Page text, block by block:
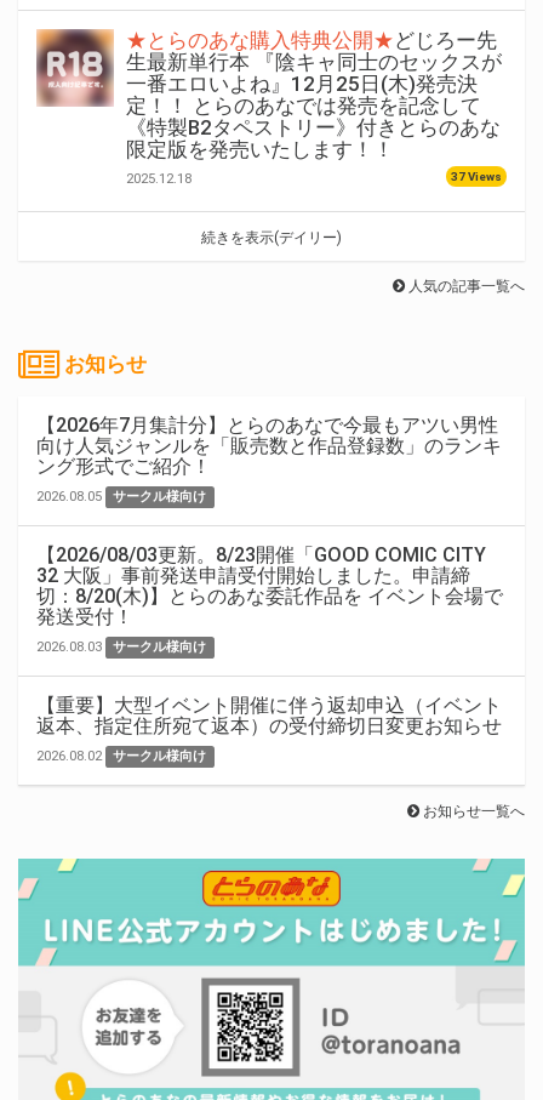
★とらのあな購入特典公開★どじろー先
生最新単行本 『陰キャ同士のセックスが
一番エロいよね』12月25日(木)発売決
定！！ とらのあなでは発売を記念して
《特製B2タペストリー》付きとらのあな
限定版を発売いたします！！
2025.12.18 37 Views
続きを表示(デイリー)
人気の記事一覧へ
お知らせ
【2026年7月集計分】とらのあなで今最もアツい男性
向け人気ジャンルを「販売数と作品登録数」のランキ
ング形式でご紹介！
2026.08.05 サークル様向け
【2026/08/03更新。8/23開催「GOOD COMIC CITY
32 大阪」事前発送申請受付開始しました。申請締
切：8/20(木)】とらのあな委託作品を イベント会場で
発送受付！
2026.08.03 サークル様向け
【重要】大型イベント開催に伴う返却申込（イベント
返本、指定住所宛て返本）の受付締切日変更お知らせ
2026.08.02 サークル様向け
お知らせ一覧へ